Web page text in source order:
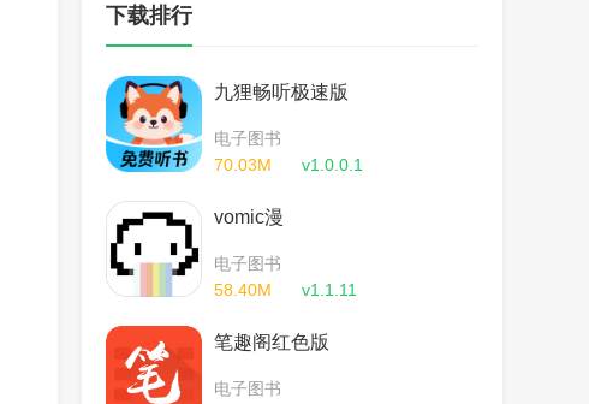
下载排行
九狸畅听极速版
电子图书
70.03M
v1.0.0.1
vomic漫
电子图书
58.40M
v1.1.11
笔趣阁红色版
电子图书